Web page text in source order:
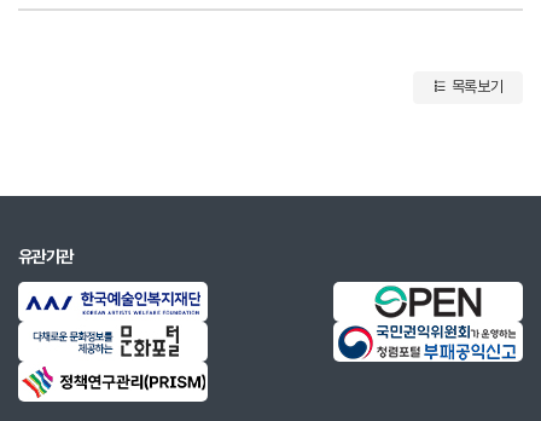
목록보기
유관기관